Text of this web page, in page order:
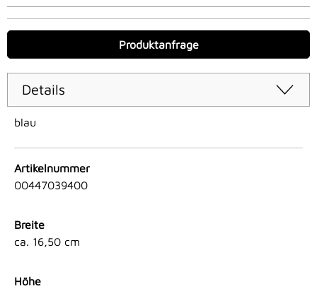
Produktanfrage
Details
blau
Artikelnummer
00447039400
Breite
ca. 16,50 cm
Höhe